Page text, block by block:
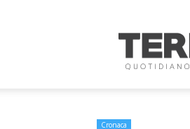
Oggi
Cronaca